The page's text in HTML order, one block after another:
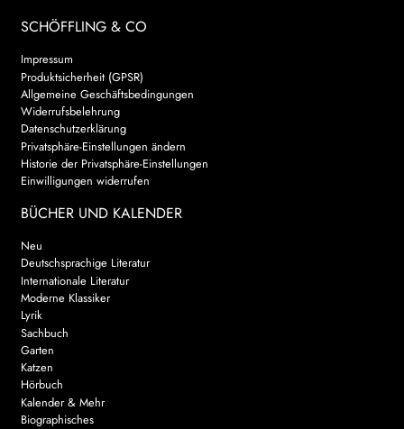
SCHÖFFLING & CO
Impressum
Produktsicherheit (GPSR)
Allgemeine Geschäftsbedingungen
Widerrufsbelehrung
Datenschutzerklärung
Privatsphäre-Einstellungen ändern
Historie der Privatsphäre-Einstellungen
Einwilligungen widerrufen
BÜCHER UND KALENDER
Neu
Deutschsprachige Literatur
Internationale Literatur
Moderne Klassiker
Lyrik
Sachbuch
Garten
Katzen
Hörbuch
Kalender & Mehr
Biographisches